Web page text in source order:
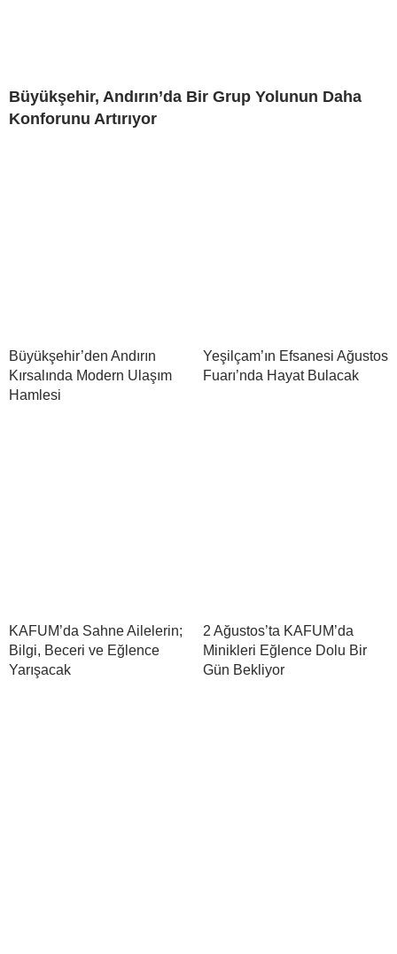
Büyükşehir, Andırın’da Bir Grup Yolunun Daha
Konforunu Artırıyor
Büyükşehir’den Andırın
Kırsalında Modern Ulaşım
Hamlesi
Yeşilçam’ın Efsanesi Ağustos
Fuarı’nda Hayat Bulacak
KAFUM’da Sahne Ailelerin;
Bilgi, Beceri ve Eğlence
Yarışacak
2 Ağustos’ta KAFUM’da
Minikleri Eğlence Dolu Bir
Gün Bekliyor